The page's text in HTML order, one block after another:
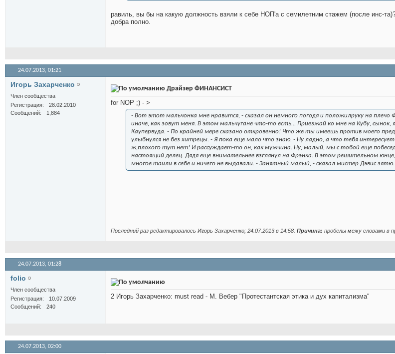
равиль, вы бы на какую должность взяли к себе НОП'а с семилетним стажем (после инс-
добра полно.
24.07.2013, 01:21
Игорь Захарченко
Член сообщества
Регистрация
28.02.2010
Сообщений
1,884
Драйзер ФИНАНСИСТ
for NOP ;) - >
- Вот этот мальчонка мне нравится, - сказал он немного погодя и положилруку на
иначе, как зовут меня. В этом мальчугане что-то есть... Приезжай ко мне на Кубу,
Каупервуда. - По крайней мере сказано откровенно! Что же ты имеешь против моего
улыбнулся не без хитрецы. - Я пока еще мало что знаю. - Ну ладно, а что тебя
ж,плохого тут нет! И рассуждает-то он, как мужчина. Ну, малый, мы с тобой еще
настоящий делец. Дядя еще внимательнее взглянул на Фрэнка. В этом решительном
многое таили в себе и ничего не выдавали. - Занятный малый, - сказал мистер Дэвис
Последний раз редактировалось Игорь Захарченко; 24.07.2013 в 14:58 Причина: пробелы межу словами в
24.07.2013, 01:28
folio
Член сообщества
Регистрация
10.07.2009
Сообщений
240
2 Игорь Захарченко: must read - М. Вебер "Протестантская этика и дух капитализма"
24.07.2013, 02:00